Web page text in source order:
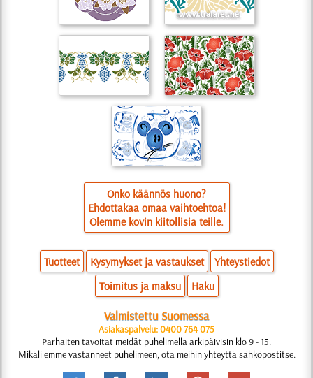
Onko käännös huono?
Ehdottakaa omaa vaihtoehtoa!
Olemme kovin kiitollisia teille.
Tuotteet Kysymykset ja vastaukset
Yhteystiedot
Toimitus ja maksu
Haku
Valmistettu Suomessa
Asiakaspalvelu: 0400 764 075
Parhaiten tavoitat meidät puhelimella arkipäivisin klo 9 - 15.
Mikäli emme vastanneet puhelimeen, ota meihin yhteyttä sähköpostitse.